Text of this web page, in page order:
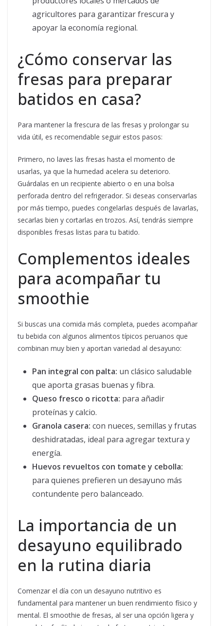
agricultores para garantizar frescura y
apoyar la economía regional.
¿Cómo conservar las
fresas para preparar
batidos en casa?
Para mantener la frescura de las fresas y prolongar su
vida útil, es recomendable seguir estos pasos:
Primero, no laves las fresas hasta el momento de
usarlas, ya que la humedad acelera su deterioro.
Guárdalas en un recipiente abierto o en una bolsa
perforada dentro del refrigerador. Si deseas conservarlas
por más tiempo, puedes congelarlas después de lavarlas,
secarlas bien y cortarlas en trozos. Así, tendrás siempre
disponibles fresas listas para tu batido.
Complementos ideales
para acompañar tu
smoothie
Si buscas una comida más completa, puedes acompañar
tu bebida con algunos alimentos típicos peruanos que
combinan muy bien y aportan variedad al desayuno:
Pan integral con palta: un clásico saludable
que aporta grasas buenas y fibra.
Queso fresco o ricotta: para añadir
proteínas y calcio.
Granola casera: con nueces, semillas y frutas
deshidratadas, ideal para agregar textura y
energía.
Huevos revueltos con tomate y cebolla:
para quienes prefieren un desayuno más
contundente pero balanceado.
La importancia de un
desayuno equilibrado
en la rutina diaria
Comenzar el día con un desayuno nutritivo es
fundamental para mantener un buen rendimiento físico y
mental. El smoothie de fresas, al ser una opción ligera y